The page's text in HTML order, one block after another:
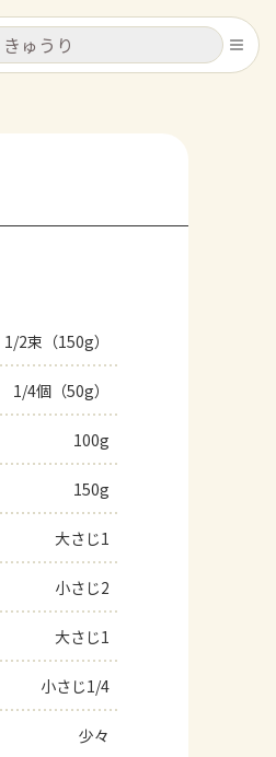
キャンセル
ンツ
るお問い合わせ
PARK とは
キャンセル
1/2束（150g）
1/4個（50g）
100g
150g
大さじ1
小さじ2
大さじ1
小さじ1/4
少々